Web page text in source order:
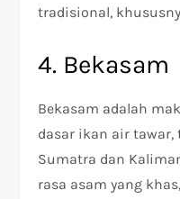
tradisional,
4. Bekasam
Bekasam adalah
dasar ikan air
Sumatra dan
rasa asam yang